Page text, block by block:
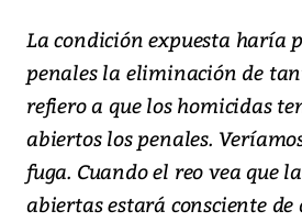
La condición expuesta haría
penales la eliminación de
refiero a que los homicidas
abiertos los penales.
fuga. Cuando el reo vea que
abiertas estará consciente de